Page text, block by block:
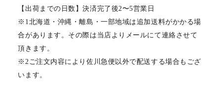
【出荷までの日数】決済完了後2〜5営業日
※1北海道・沖縄・離島・一部地域は追加送料がかかる場
合があります。その際は当店よりメールにて連絡させて
頂きます。
※2ご注文内容により佐川急便以外で配送する場合もござ
います。